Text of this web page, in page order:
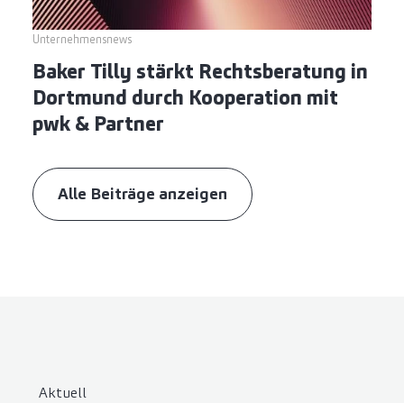
Unternehmensnews
Baker Tilly stärkt Rechtsberatung in
Dortmund durch Kooperation mit
pwk & Partner
Alle Beiträge anzeigen
Aktuell